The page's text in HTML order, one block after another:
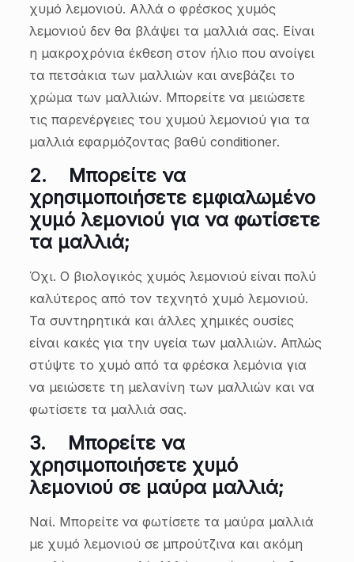
χυμό λεμονιού. Αλλά ο φρέσκος χυμός
λεμονιού δεν θα βλάψει τα μαλλιά σας. Είναι
η μακροχρόνια έκθεση στον ήλιο που ανοίγει
τα πετσάκια των μαλλιών και ανεβάζει το
χρώμα των μαλλιών. Μπορείτε να μειώσετε
τις παρενέργειες του χυμού λεμονιού για τα
μαλλιά εφαρμόζοντας βαθύ conditioner.
2. Μπορείτε να
χρησιμοποιήσετε εμφιαλωμένο
χυμό λεμονιού για να φωτίσετε
τα μαλλιά;
Όχι. Ο βιολογικός χυμός λεμονιού είναι πολύ
καλύτερος από τον τεχνητό χυμό λεμονιού.
Τα συντηρητικά και άλλες χημικές ουσίες
είναι κακές για την υγεία των μαλλιών. Απλώς
στύψτε το χυμό από τα φρέσκα λεμόνια για
να μειώσετε τη μελανίνη των μαλλιών και να
φωτίσετε τα μαλλιά σας.
3. Μπορείτε να
χρησιμοποιήσετε χυμό
λεμονιού σε μαύρα μαλλιά;
Ναί. Μπορείτε να φωτίσετε τα μαύρα μαλλιά
με χυμό λεμονιού σε μπρούτζινα και ακόμη